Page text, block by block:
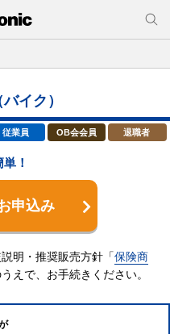
イク）
従業員 OB会会員 退職者
！
申込み
明・推奨販売方針「保険商
えで、 お手続きください。